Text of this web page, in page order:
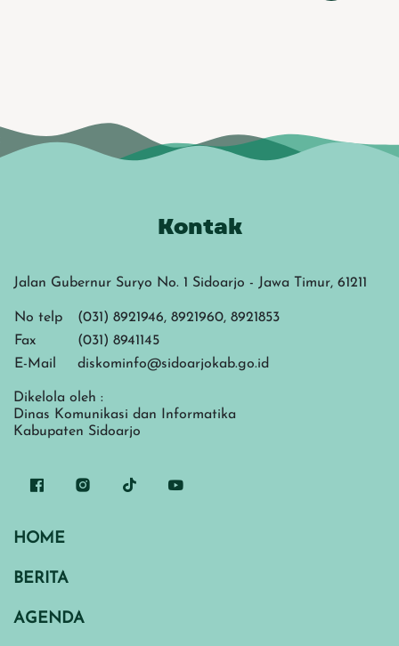
Kontak
Jalan Gubernur Suryo No. 1 Sidoarjo - Jawa Timur, 61211
No telp
(031) 8921946, 8921960, 8921853
Fax
(031) 8941145
E-Mail
diskominfo@sidoarjokab.go.id
Dikelola oleh :
Dinas Komunikasi dan Informatika
Kabupaten Sidoarjo
HOME
BERITA
AGENDA